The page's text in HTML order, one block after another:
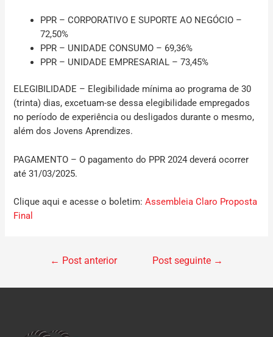
PPR – CORPORATIVO E SUPORTE AO NEGÓCIO –
72,50%
PPR – UNIDADE CONSUMO – 69,36%
PPR – UNIDADE EMPRESARIAL – 73,45%
ELEGIBILIDADE – Elegibilidade mínima ao programa de 30
(trinta) dias, excetuam-se dessa elegibilidade empregados
no período de experiência ou desligados durante o mesmo,
além dos Jovens Aprendizes.
PAGAMENTO – O pagamento do PPR 2024 deverá ocorrer
até 31/03/2025.
Clique aqui e acesse o boletim:Assembleia Claro Proposta
Final
← Post anterior Post seguinte →